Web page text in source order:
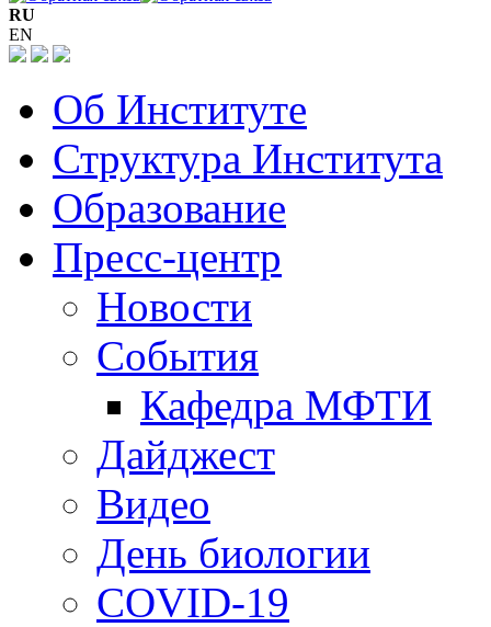
RU
EN
Об Институте
Структура Института
Образование
Пресс-центр
Новости
События
Кафедра МФТИ
Дайджест
Видео
День биологии
COVID-19